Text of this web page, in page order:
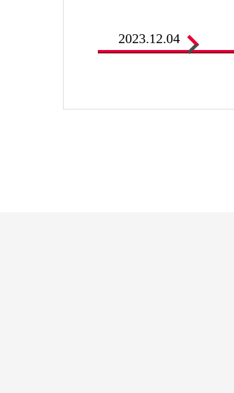
2023.12.04